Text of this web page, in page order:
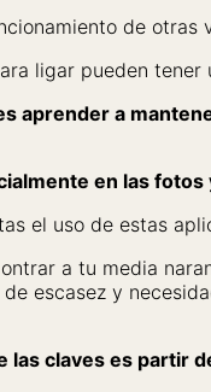
de otras
ligar pueden
aprender a
en las
el uso de estas
a tu media
escasez y
claves es partir